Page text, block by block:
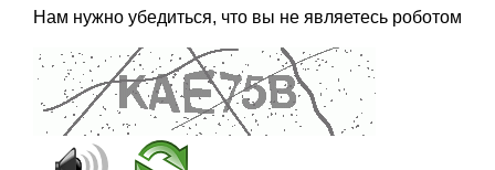
Нам нужно убедиться, что вы не являетесь роботом